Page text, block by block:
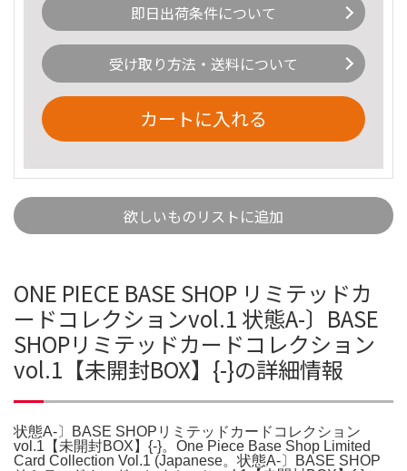
即日出荷条件について
受け取り方法・送料について
カートに入れる
欲しいものリストに追加
ONE PIECE BASE SHOP リミテッドカ
ードコレクションvol.1 状態A-〕BASE
SHOPリミテッドカードコレクション
vol.1【未開封BOX】{-}の詳細情報
状態A-〕BASE SHOPリミテッドカードコレクション
vol.1【未開封BOX】{-}。One Piece Base Shop Limited
Card Collection Vol.1 (Japanese。状態A-〕BASE SHOP